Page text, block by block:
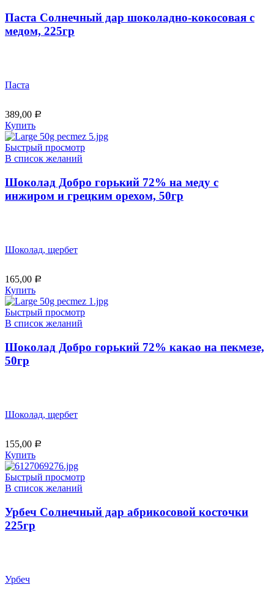
Паста Солнечный дар шоколадно-кокосовая с
медом, 225гр
Паста
389,00 Р
Купить
Быстрый просмотр
В список желаний
Шоколад Добро горький 72% на меду с
инжиром и грецким орехом, 50гр
Шоколад, щербет
165,00 Р
Купить
Быстрый просмотр
В список желаний
Шоколад Добро горький 72% какао на пекмезе,
50гр
Шоколад, щербет
155,00 Р
Купить
Быстрый просмотр
В список желаний
Урбеч Солнечный дар абрикосовой косточки
225гр
Урбеч